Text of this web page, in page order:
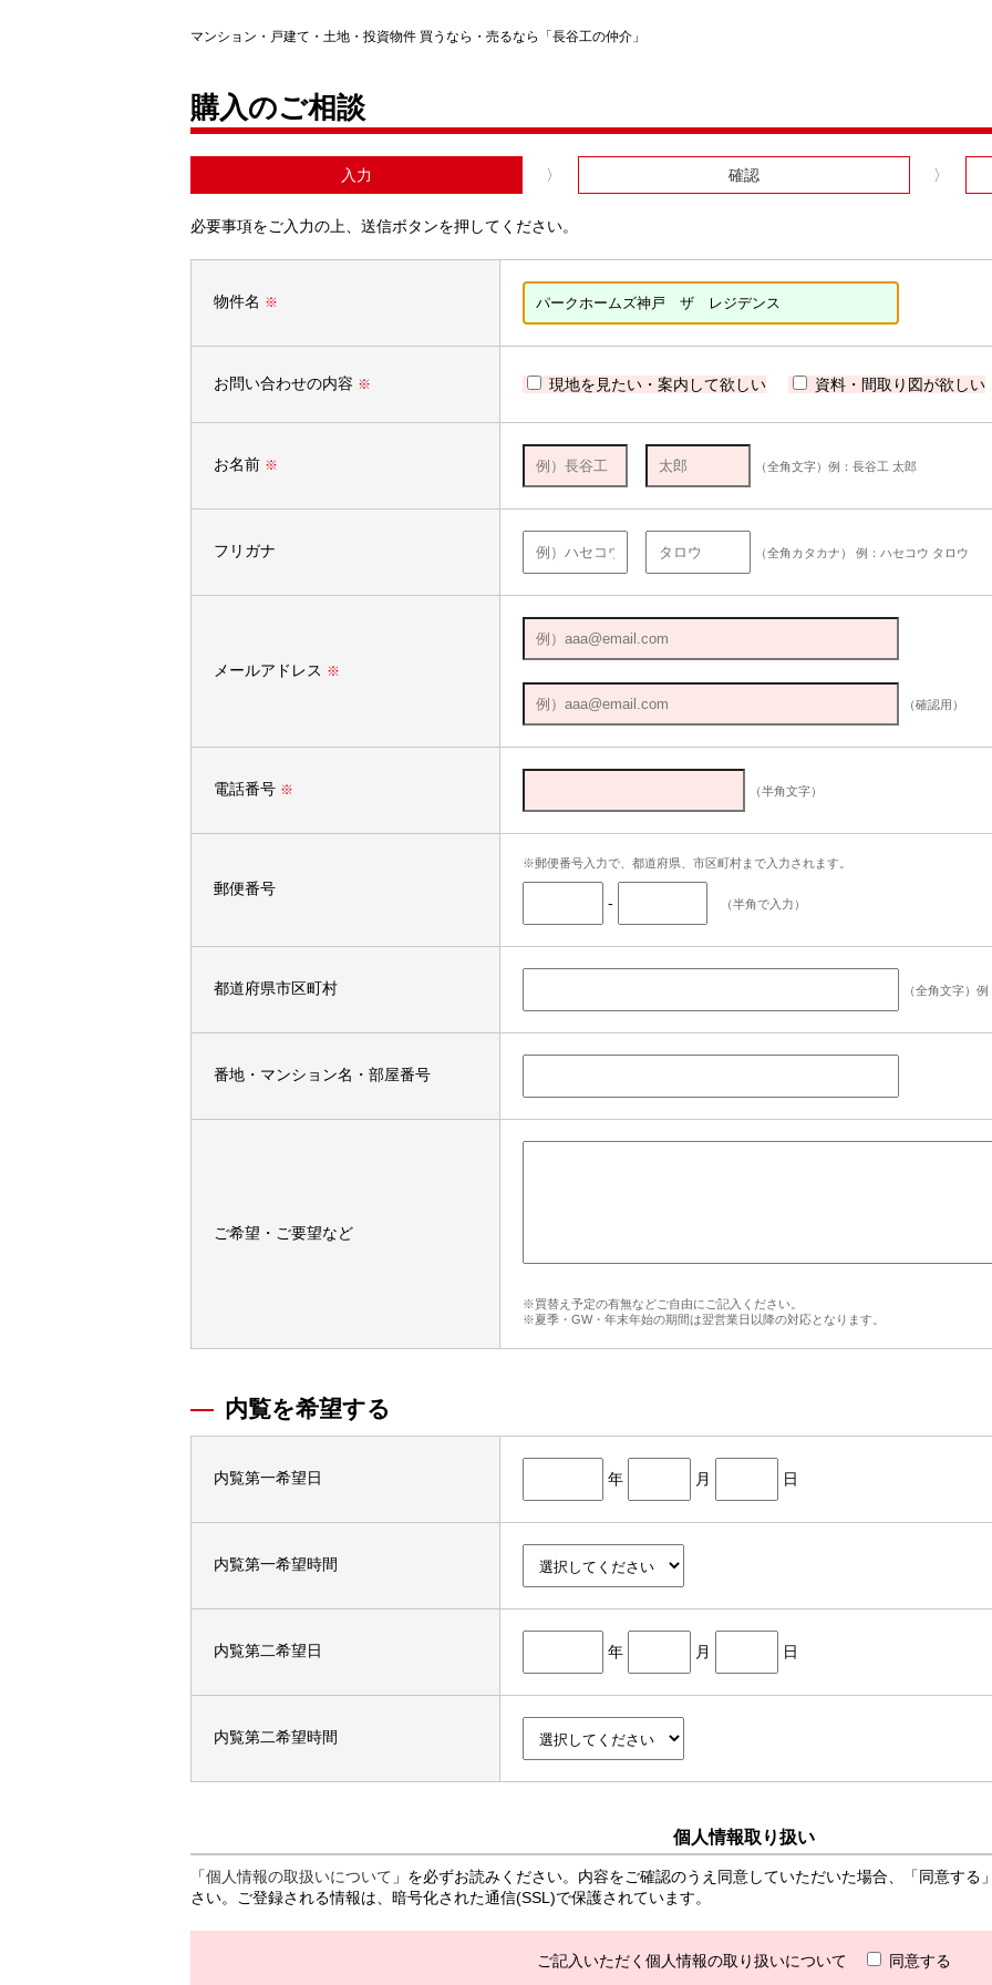
マンション・戸建て・土地・投資物件 買うなら・売るなら「長谷工の仲介」
購入のご相談
入力 確認
必要事項をご入力の上、送信ボタンを押してください。
物件名 ※
お問い合わせの内容 ※ 現地を見たい・案内して欲しい 資料・間取り図が欲しい
お名前 ※ （全角文字）例：長谷工 太郎
フリガナ （全角カタカナ） 例：ハセコウ タロウ
メールアドレス ※
（確認用）
電話番号 ※ （半角文字）
郵便番号
※郵便番号入力で、都道府県、市区町村まで入力されます。
- （半角で入力）
都道府県市区町村 （全角文字）
番地・マンション名・部屋番号
ご希望・ご要望など
※買替え予定の有無などご自由にご記入ください。
※夏季・GW・年末年始の期間は翌営業日以降の対応となります。
内覧を希望する
内覧第一希望日 年 月 日
内覧第一希望時間
内覧第二希望日 年 月 日
内覧第二希望時間
個人情報取り扱い
「個人情報の取扱いについて 」を必ずお読みください。内容をご確認のうえ同意していただいた場合、「同意す
さい。ご登録される情報は、暗号化された通信(SSL)で保護されています。
ご記入いただく個人情報の取り扱いについて 同意する